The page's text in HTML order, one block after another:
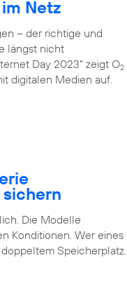
Netz
– der richtige und
längst nicht
Day 2023“ zeigt O2
digitalen Medien auf.
Die Modelle
Konditionen. Wer eines
Speicherplatz.